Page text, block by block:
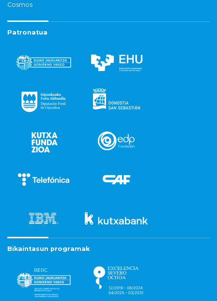
Cosmos
Patronatua
Bikaintasun programak